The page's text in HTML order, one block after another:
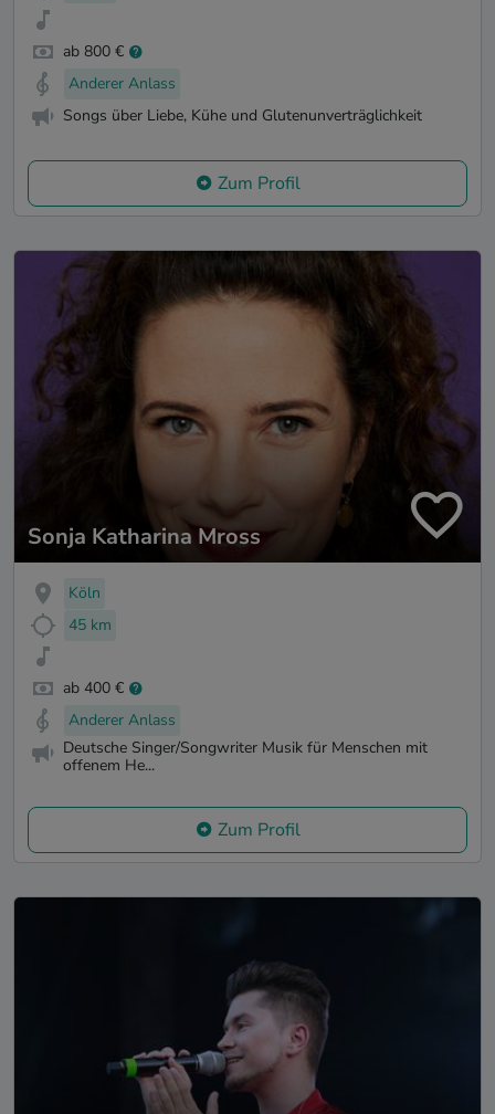
ab 800 €
Anderer Anlass
Songs über Liebe, Kühe und Glutenunverträglichkeit
Zum Profil
Sonja Katharina Mross
Köln
45 km
ab 400 €
Anderer Anlass
Deutsche Singer/Songwriter Musik für Menschen mit
offenem He...
Zum Profil